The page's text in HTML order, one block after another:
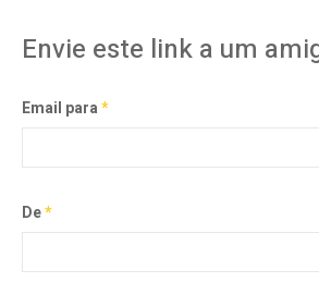
Envie este link a um
Email para*
De*